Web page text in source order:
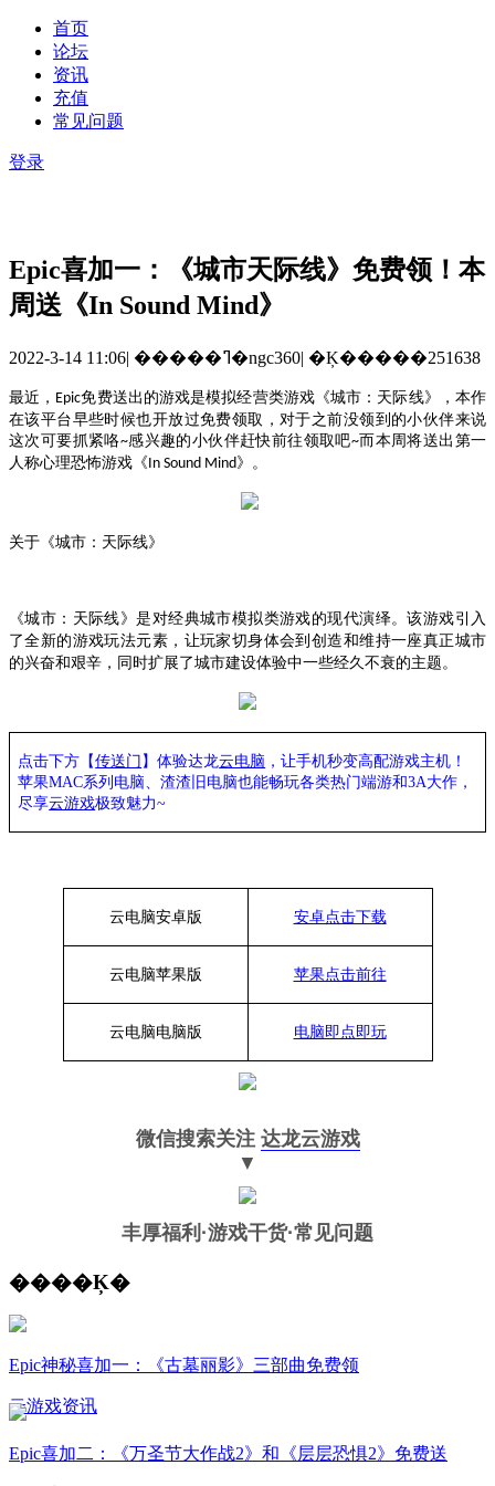
首页
论坛
资讯
充值
常见问题
登录
Epic喜加一：《城市天际线》免费领！本
周送《In Sound Mind》
2022-3-14 11:06| �����ߣ�ngc360| �Ķ�����251638
最近， Epic免费送出的游戏是模拟经营类游戏《城市：天际线》，本作
在该平台早些时候也开放过免费领取，对于之前没领到的小伙伴来说
这次可要抓紧咯~感兴趣的小伙伴赶快前往领取吧~而本周将送出第一
人称心理恐怖游戏《 In Sound Mind》。
关于《城市：天际线》
《城市：天际线》是对经典城市模拟类游戏的现代演绎。该游戏引入
了全新的游戏玩法元素，让玩家切身体会到创造和维持一座真正城市
的兴奋和艰辛，同时扩展了城市建设体验中一些经久不衰的主题。
点击下方【传送门 】体验达龙云电脑 ，让手机秒变高配游戏主机 ！
苹果MAC系列电脑、渣渣旧电脑也能畅玩各类热门端游和3A大作，
尽享云游戏极致魅力~
云电脑安卓版 安卓点击下载
云电脑苹果版 苹果点击前往
云电脑电脑版 电脑即点即玩
微信搜索关注 达龙云游戏
▼
丰厚福利 ·游戏干货·常见问题
����Ķ�
Epic神秘喜加一：《古墓丽影》三部曲免费领
云游戏资讯
Epic喜加二：《万圣节大作战2》和《层层恐惧2》免费送